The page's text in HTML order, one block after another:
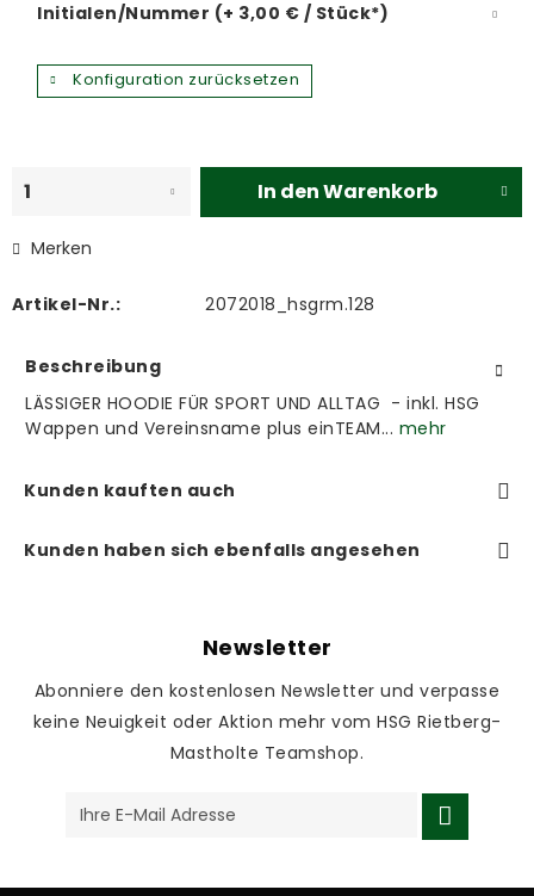
Initialen/Nummer (+ 3,00 € / Stück*)
Konfiguration zurücksetzen
In denWarenkorb
Merken
Artikel-Nr.: 2072018_hsgrm.128
Beschreibung
LÄSSIGER HOODIE FÜR SPORT UND ALLTAG - inkl. HSG
Wappen und Vereinsname plus einTEAM... mehr
Kunden kauften auch
Kunden haben sich ebenfalls angesehen
Newsletter
Abonniere den kostenlosen Newsletter und verpasse
keine Neuigkeit oder Aktion mehr vom HSG Rietberg-
Mastholte Teamshop.